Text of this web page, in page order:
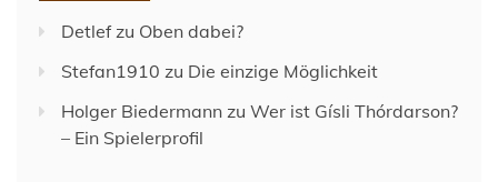
Detlefzu Oben dabei?
Stefan1910 zu Die einzige Möglichkeit
Holger Biedermann zu Wer ist Gísli Thórdarson?
– Ein Spielerprofil